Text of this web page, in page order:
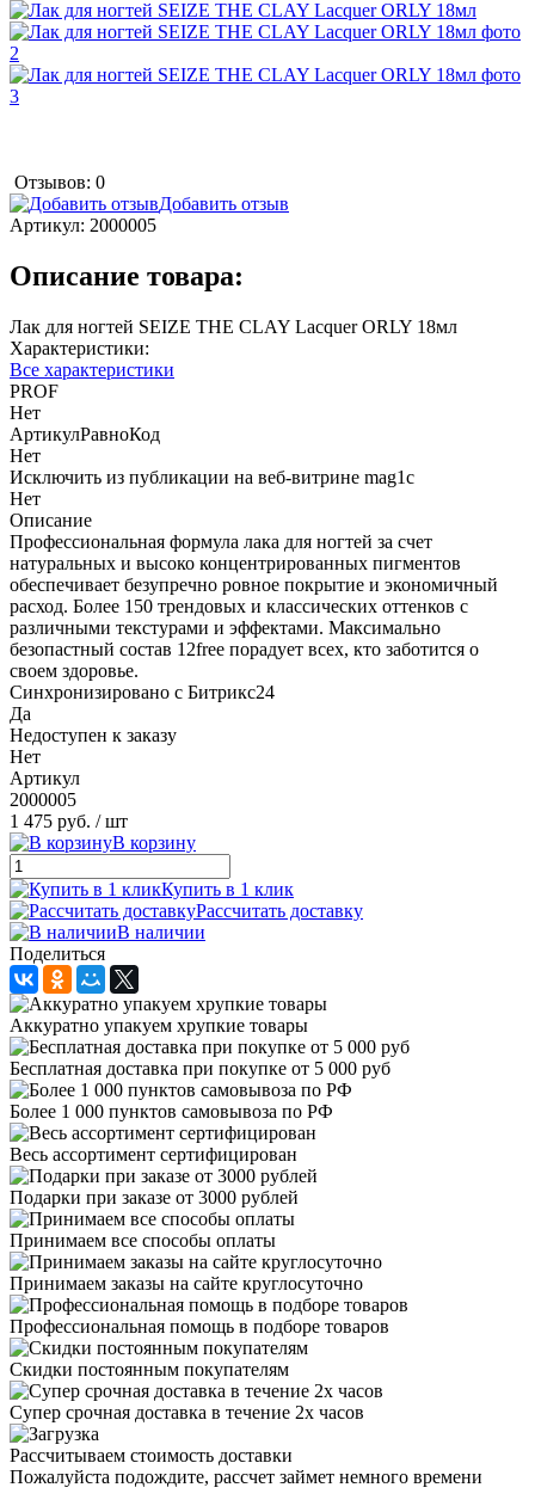
Отзывов: 0
Добавить отзыв
Артикул: 2000005
Описание товара:
Лак для ногтей SEIZE THE CLAY Lacquer ORLY 18мл
Характеристики:
Все характеристики
PROF
Нет
АртикулРавноКод
Нет
Исключить из публикации на веб-витрине mag1c
Нет
Описание
Профессиональная формула лака для ногтей за счет
натуральных и высоко концентрированных пигментов
обеспечивает безупречно ровное покрытие и экономичный
расход. Более 150 трендовых и классических оттенков с
различными текстурами и эффектами. Максимально
безопастный состав 12free порадует всех, кто заботится о
своем здоровье.
Синхронизировано с Битрикс24
Да
Недоступен к заказу
Нет
Артикул
2000005
1 475 руб. / шт
В корзину
Купить в 1 клик
Рассчитать доставку
В наличии
Поделиться
Аккуратно упакуем хрупкие товары
Бесплатная доставка при покупке от 5 000 руб
Более 1 000 пунктов самовывоза по РФ
Весь ассортимент сертифицирован
Подарки при заказе от 3000 рублей
Принимаем все способы оплаты
Принимаем заказы на сайте круглосуточно
Профессиональная помощь в подборе товаров
Скидки постоянным покупателям
Супер срочная доставка в течение 2х часов
Рассчитываем стоимость доставки
Пожалуйста подождите, рассчет займет немного времени